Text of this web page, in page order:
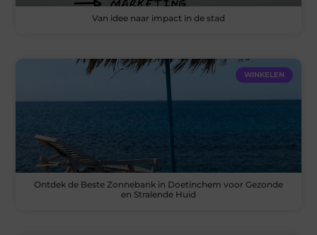
Van idee naar impact in de stad
WINKELEN
Ontdek de Beste Zonnebank in Doetinchem voor Gezonde
en Stralende Huid